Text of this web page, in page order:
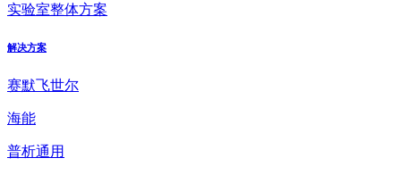
实验室整体方案
解决方案
赛默飞世尔
海能
普析通用